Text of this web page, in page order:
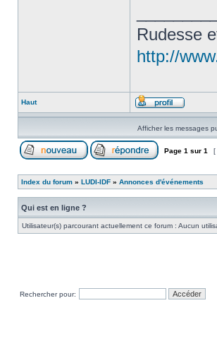
Rudesse
http://
Haut
Afficher les messages
Page 1 sur 1 [
Index du forum » LUDI-IDF » Annonces d'événements
Qui est en ligne ?
Utilisateur(s) parcourant actuellement ce forum : Aucun
Rechercher pour: